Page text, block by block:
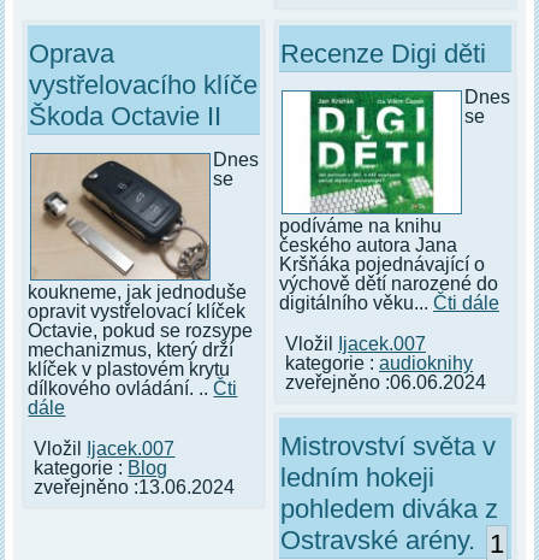
Oprava
vystřelovacího klíče
Škoda Octavie II
Dnes
se
koukneme, jak jednoduše
opravit vystřelovací klíček
Octavie, pokud se rozsype
mechanizmus, který drží
klíček v plastovém krytu
dílkového ovládání. ..Čti
dále
Vložil
Ijacek.007
kategorie : Blog
zveřejněno :13.06.2024
Recenze Digi děti
Dnes
se
podíváme na knihu
českého autora Jana
Kršňáka pojednávající o
výchově dětí narozené do
digitálního věku... Čti dále
Vložil
Ijacek.007
kategorie : audioknihy
zveřejněno :06.06.2024
Mistrovství světa v
ledním hokeji
pohledem diváka z
Ostravské arény. 1